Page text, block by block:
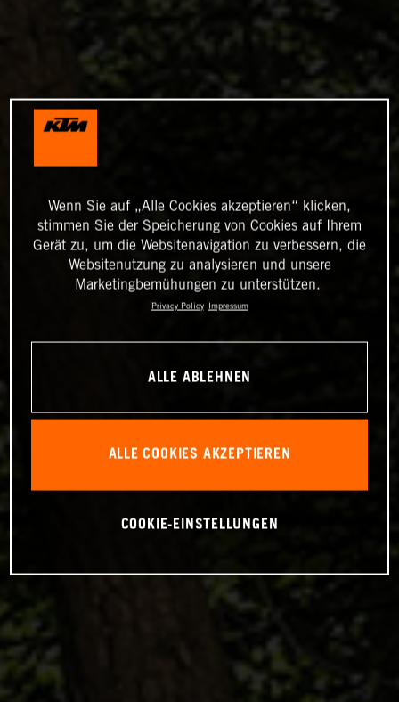
Wenn Sie auf „Alle Cookies akzeptieren“ klicken,
stimmen Sie der Speicherung von Cookies auf Ihrem
Gerät zu, um die Websitenavigation zu verbessern, die
Websitenutzung zu analysieren und unsere
Marketingbemühungen zu unterstützen.
Privacy Policy Impressum
ALLE ABLEHNEN
ALLE COOKIES AKZEPTIEREN
COOKIE-EINSTELLUNGEN